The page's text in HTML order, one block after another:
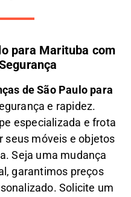
para Marituba com
de São Paulo para
e rapidez.
especializada e frota
seus móveis e objetos
. Seja uma mudança
, garantimos preços
. Solicite um